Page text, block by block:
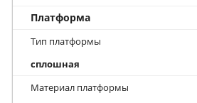
Платформа
Тип платформы
сплошная
Материал платформы